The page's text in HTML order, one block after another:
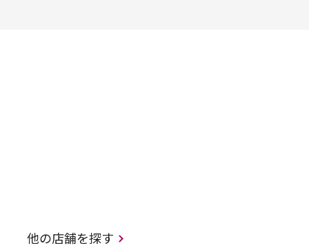
他の店舗を探す